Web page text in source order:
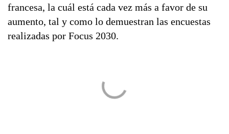
francesa, la cuál está cada vez más a favor de su
aumento, tal y como lo demuestran las encuestas
realizadas por Focus 2030.